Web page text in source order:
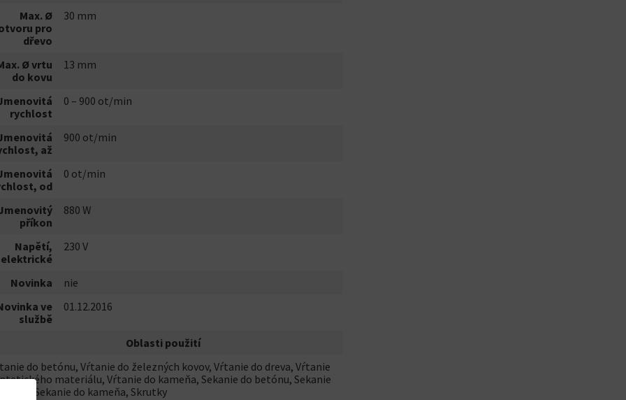
Max. Ø
pro
dřevo
30 mm
Ø vrtu
do kovu
13 mm
rychlost
0 – 900 ot/min
až
900 ot/min
od
0 ot/min
příkon
880 W
Napětí,
elektrické
230 V
Novinka
nie
ve
službě
01.12.2016
Oblasti použití
do betónu, Vŕtanie do železných kovov, Vŕtanie do dreva, Vŕtanie
materiálu, Vŕtanie do kameňa, Sekanie do betónu, Sekanie
dreva, Sekanie do kameňa, Skrutky